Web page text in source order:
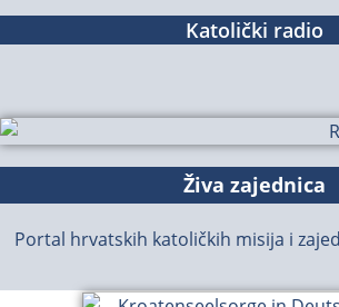
Katolički radio
Živa zajednica
Portal hrvatskih katoličkih misija i